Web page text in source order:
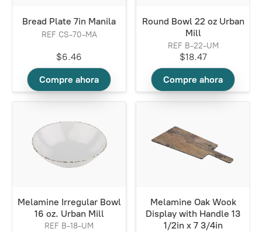
Bread Plate 7in Manila
REF CS-70-MA
$6.46
Compre ahora
Round Bowl 22 oz Urban
Mill
REF B-22-UM
$18.47
Compre ahora
Melamine Irregular Bowl
16 oz. Urban Mill
REF B-18-UM
Melamine Oak Wook
Display with Handle 13
1/2in x 7 3/4in